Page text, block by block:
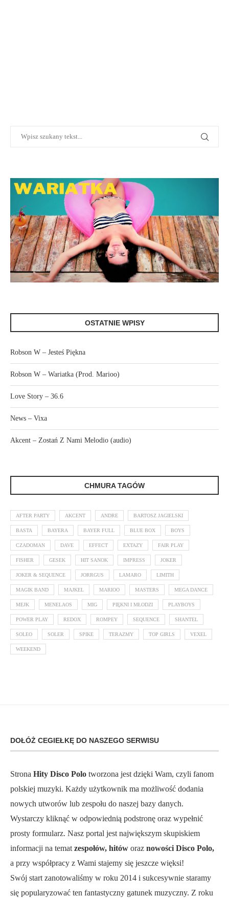
OSTATNIE WPISY
Robson W – Jesteś Piękna
Robson W – Wariatka (Prod. Marioo)
Love Story – 36.6
News – Vixa
Akcent – Zostań Z Nami Melodio (audio)
CHMURA TAGÓW
AFTER PARTY AKCENT ANDRE BARTOSZ JAGIELSKI
BASTA BAYERA BAYER FULL BLUE BOX BOYS
CZADOMAN DAVE EFFECT EXTAZY FAIR PLAY
FISHER GESEK HIT SANOK IMPRESS JOKER
JOKER & SEQUENCE JORRGUS LAMARO LIMITH
MAGIK BAND MAJKEL MARIOO MASTERS MEGA DANCE
MEJK MENELAOS MIG PIĘKNI I MŁODZI PLAYBOYS
POWER PLAY REDOX ROMPEY SEQUENCE SHANTEL
SOLEO SOLER SPIKE TERAZMY TOP GIRLS VEXEL
WEEKEND
DOŁÓŻ CEGIEŁKĘ DO NASZEGO SERWISU
Strona Hity Disco Polo tworzona jest dzięki Wam, czyli fanom
polskiej muzyki. Każdy użytkownik ma możliwość dodania
nowych utworów lub zespołu do naszej bazy danych.
Wystarczy kliknąć w odpowiednią podstronę oraz wypełnić
prosty formularz. Nasz portal jest największym skupiskiem
informacji na tematzespołów, hitów oraz nowości Disco Polo,
a przy współpracy z Wami stajemy się jeszcze więksi!
Swój start zanotowaliśmy w roku 2014 i sukcesywnie staramy
się popularyzować ten fantastyczny gatunek muzyczny. Z roku